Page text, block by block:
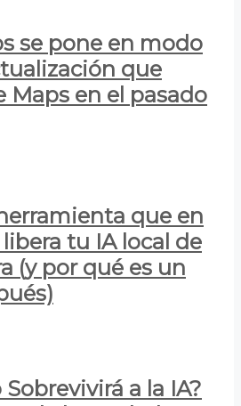
se pone en modo
que
Maps en el pasado
que en
tu IA local de
(y por qué es un
a la IA?